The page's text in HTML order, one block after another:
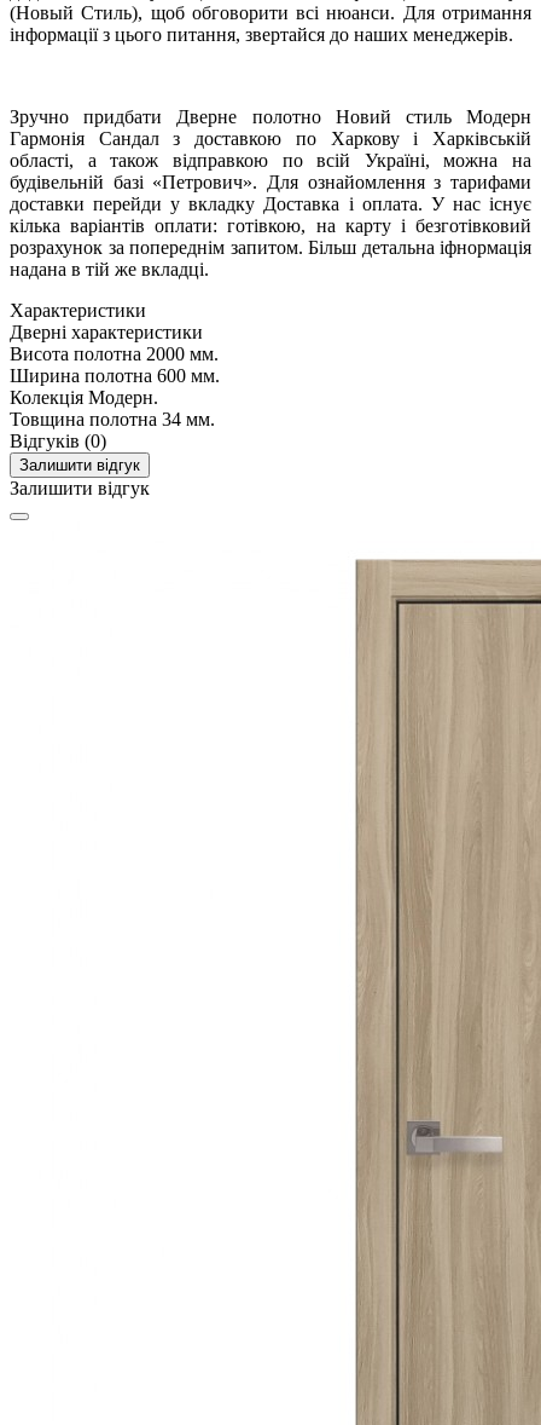
(Новый Стиль), щоб обговорити всі нюанси. Для отримання
інформації з цього питання, звертайся до наших менеджерів.
Зручно придбати Дверне полотно Новий стиль Модерн
Гармонія Сандал з доставкою по Харкову і Харківській
області, а також відправкою по всій Україні, можна на
будівельній базі «Петрович». Для ознайомлення з тарифами
доставки перейди у вкладку Доставка і оплата. У нас існує
кілька варіантів оплати: готівкою, на карту і безготівковий
розрахунок за попереднім запитом. Більш детальна іфнормація
надана в тій же вкладці.
Характеристики
Дверні характеристики
Висота полотна 2000 мм.
Ширина полотна 600 мм.
Колекція Модерн.
Товщина полотна 34 мм.
Відгуків (0)
Залишити відгук
Залишити відгук